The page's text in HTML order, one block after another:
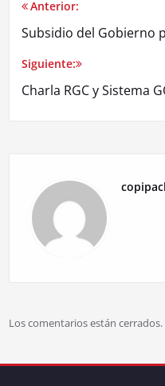
Anterior:
Subsidio del Gobierno
Siguiente:
Charla RGC y Sistema
Los comentarios están cerrados.